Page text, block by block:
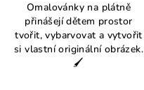
Omalovánky na plátně
přinášejí dětem prostor
tvořit, vybarvovat a vytvořit
si vlastní originální obrázek.
🖌️